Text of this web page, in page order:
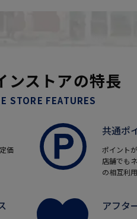
ンストアの特長
STORE FEATURES
価
共通ポ
ポイント
店舗でも
の相互利
アフタ